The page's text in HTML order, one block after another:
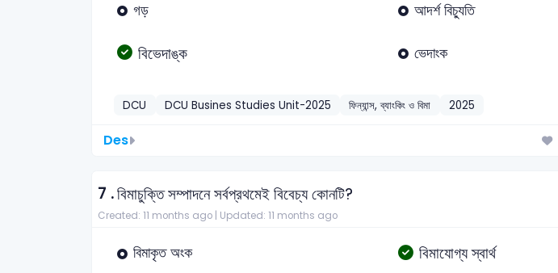
গড় আদর্শ বিচ্যুতি
বিভেদাঙ্ক ভেদাংক
DCU DCU Busines Studies Unit-2025 ফিন্যান্স, ব্যাংকিং ও বিমা 2025
Des
7 .বিমাচুক্তি সম্পাদনে সর্বপ্রথমেই বিবেচ্য কোনটি?
Created: 11 months ago | Updated: 11 months ago
বিমাকৃত অংক বিমাযোগ্য স্বার্থ